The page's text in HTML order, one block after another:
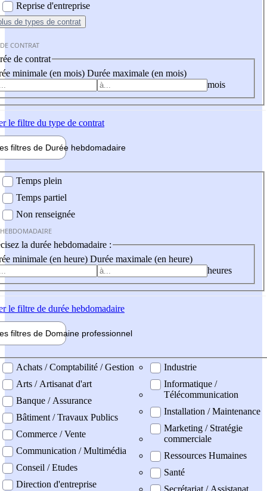
Reprise d'entreprise
de types de contrat
CONTRAT
de contrat
minimale (en mois) Durée maximale (en mois)
mois
le filtre du type de contrat
filtres de Durée hebdomadaire
Temps plein
Temps partiel
Non renseignée
la durée hebdomadaire :
minimale (en heure) Durée maximale (en heure)
heures
le filtre de durée hebdomadaire
filtres de Domaine professionnel
professionel
Achats / Comptabilité / Gestion
Arts / Artisanat d'art
Banque / Assurance
Bâtiment / Travaux Publics
Commerce / Vente
Communication / Multimédia
Conseil / Etudes
Direction d'entreprise
Industrie
Informatique /
Télécommunication
Installation / Maintenance
Marketing / Stratégie
commerciale
Ressources Humaines
Santé
Secrétariat / Assistanat